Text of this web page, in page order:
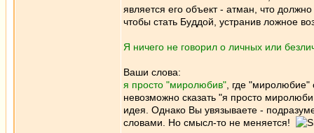
является его объект - атман, что
чтобы стать Буддой, устранив ложное
Я ничего не говорил о личных или
Ваши слова:
я просто "миролюбив" , где
невозможно сказать "я просто
идея. Однако Вы увязываете -
словами. Но смысл-то не меняется!